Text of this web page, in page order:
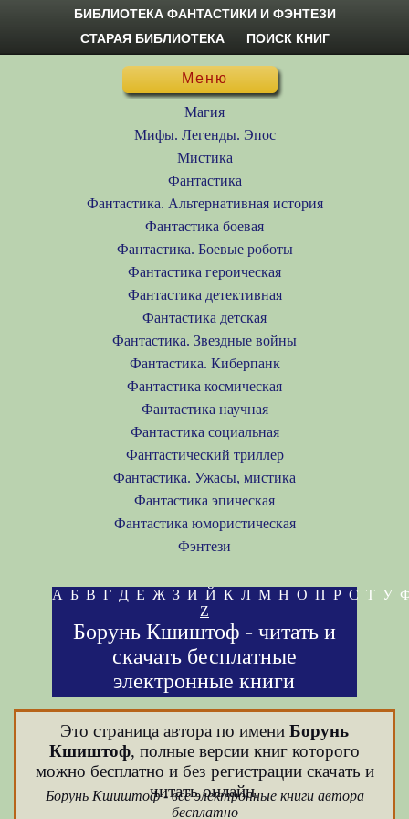
БИБЛИОТЕКА ФАНТАСТИКИ И ФЭНТЕЗИ
СТАРАЯ БИБЛИОТЕКА
ПОИСК КНИГ
Меню
Магия
Мифы. Легенды. Эпос
Мистика
Фантастика
Фантастика. Альтернативная история
Фантастика боевая
Фантастика. Боевые роботы
Фантастика героическая
Фантастика детективная
Фантастика детская
Фантастика. Звездные войны
Фантастика. Киберпанк
Фантастика космическая
Фантастика научная
Фантастика социальная
Фантастический триллер
Фантастика. Ужасы, мистика
Фантастика эпическая
Фантастика юмористическая
Фэнтези
А Б В Г Д Е Ж З И Й К Л М Н О П Р С Т У
Z
Борунь Кшиштоф - читать и
скачать бесплатные
электронные книги
Это страница автора по имени Борунь
Кшиштоф, полные версии книг которого
можно бесплатно и без регистрации скачать и
читать онлайн.
Борунь Кшиштоф - все электронные книги автора
бесплатно